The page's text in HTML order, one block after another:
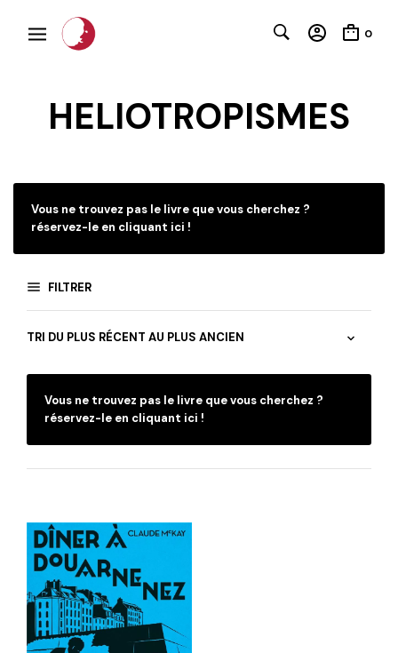
0
HELIOTROPISMES
Vous ne trouvez pas le livre que vous cherchez ?
réservez-le en cliquant ici !
FILTRER
Vous ne trouvez pas le livre que vous cherchez ?
réservez-le en cliquant ici !